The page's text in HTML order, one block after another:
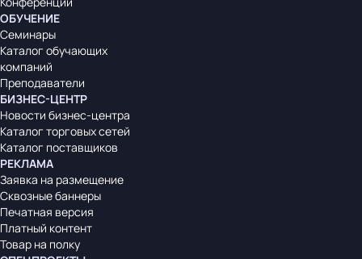
ОБУЧЕНИЕ
Семинары
Каталог обучающих
компаний
Преподаватели
БИЗНЕС-ЦЕНТР
Новости бизнес-центра
Каталог торговых сетей
Каталог поставщиков
РЕКЛАМА
Заявка на размещение
Сквозные баннеры
Печатная версия
Платный контент
Товар на полку